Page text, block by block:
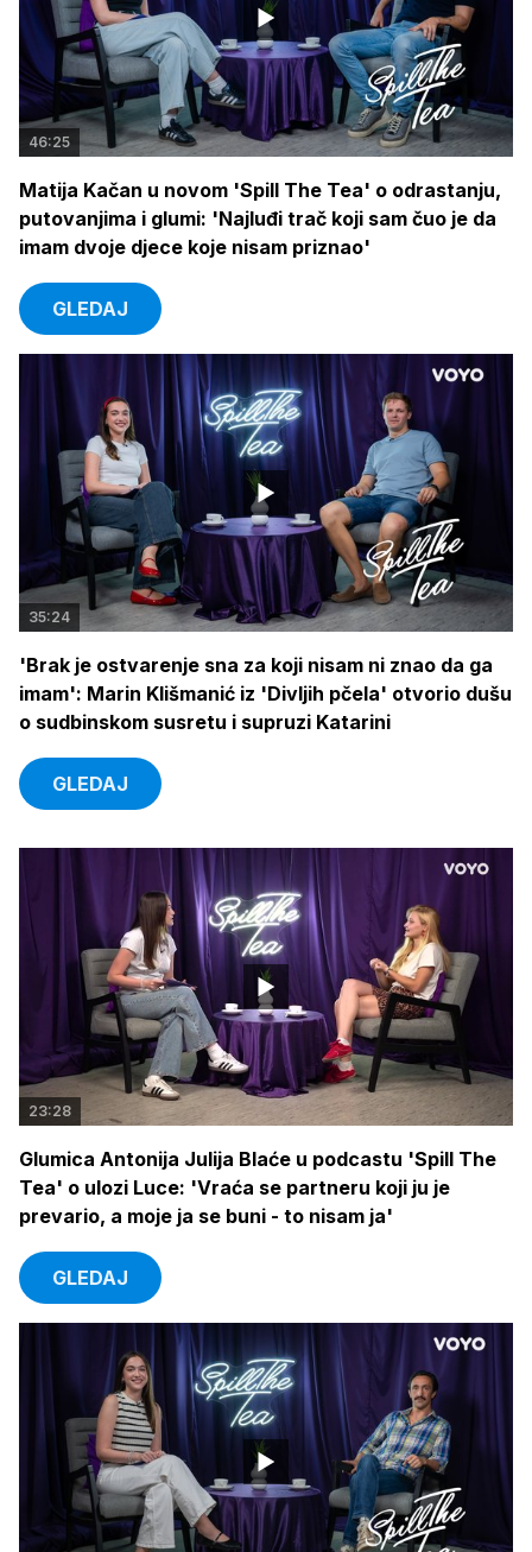
46:25
Matija Kačan u novom 'Spill The Tea' o odrastanju,
putovanjima i glumi: 'Najluđi trač koji sam čuo je da
imam dvoje djece koje nisam priznao'
GLEDAJ
35:24
'Brak je ostvarenje sna za koji nisam ni znao da ga
imam': Marin Klišmanić iz 'Divljih pčela' otvorio dušu
o sudbinskom susretu i supruzi Katarini
GLEDAJ
23:28
Glumica Antonija Julija Blaće u podcastu 'Spill The
Tea' o ulozi Luce: 'Vraća se partneru koji ju je
prevario, a moje ja se buni - to nisam ja'
GLEDAJ